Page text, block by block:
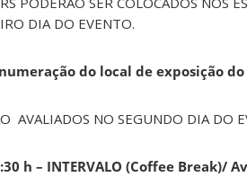
DIA DO EVENTO.
do local de exposição
AVALIADOS NO SEGUNDO DIA
h – INTERVALO (Coffee Break)/